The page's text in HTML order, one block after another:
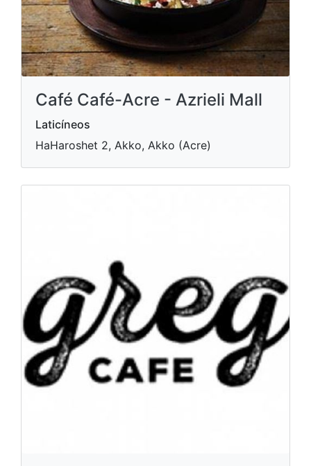
Café Café-Acre - Azrieli Mall
Laticíneos
HaHaroshet 2, Akko, Akko (Acre)